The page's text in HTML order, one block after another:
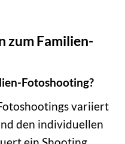
zum Familien-
Fotoshooting?
variiert
den individuellen